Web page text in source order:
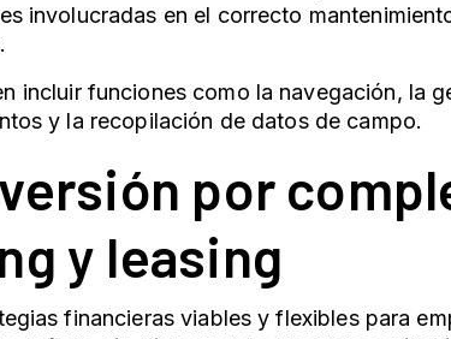
involucradas en el correcto
incluir funciones como la navegación, la
y la recopilación de datos de campo.
por
y leasing
financieras viables y flexibles para